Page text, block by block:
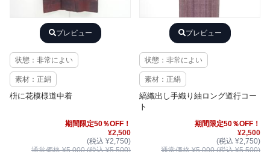
プレビュー
状態：非常によい
素材：正絹
枡に花模様道中着
期間限定50％OFF！
¥2,500
(税込 ¥2,750)
プレビュー
状態：非常によい
素材：正絹
縞織出し手織り紬ロング道行コー
ト
期間限定50％OFF！
¥2,500
(税込 ¥2,750)